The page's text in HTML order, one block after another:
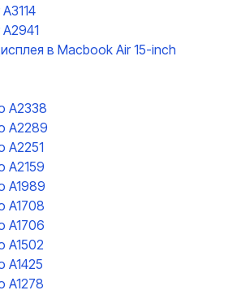
в Macbook Air 15-inch
A2338
A2289
A2251
A2159
A1989
A1708
A1706
A1502
A1425
A1278